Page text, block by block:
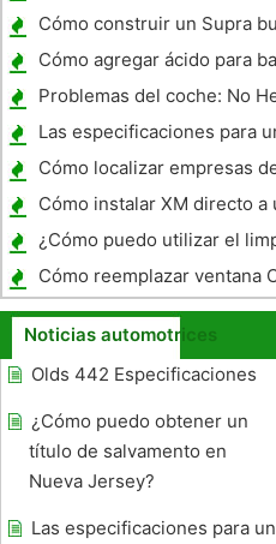
Cómo construir un Supra
Cómo agregar ácido para
Problemas del coche: No
Las especificaciones para
1959
Cómo localizar empresas
Cómo instalar XM directo a
¿Cómo puedo utilizar el
gasolina en los
Cómo reemplazar ventana
en un Oldsmobile
Noticias automotrices
Olds 442 Especificaciones
¿Cómo puedo obtener un
título de salvamento en
Nueva Jersey?
Las especificaciones para un